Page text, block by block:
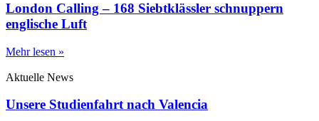
London Calling – 168 Siebtklässler schnuppern
englische Luft
Mehr lesen »
Aktuelle News
Unsere Studienfahrt nach Valencia